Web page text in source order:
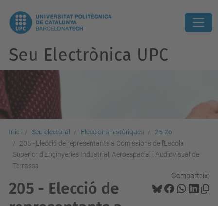
Seu Electrònica UPC
Inici Seu electoral Eleccions històriques
25-26
205 - Elecció de representants a Comissions de l'Escola
Superior d'Enginyeries Industrial, Aeroespacial i Audiovisual de
Terrassa
Comparteix:
205 - Elecció de